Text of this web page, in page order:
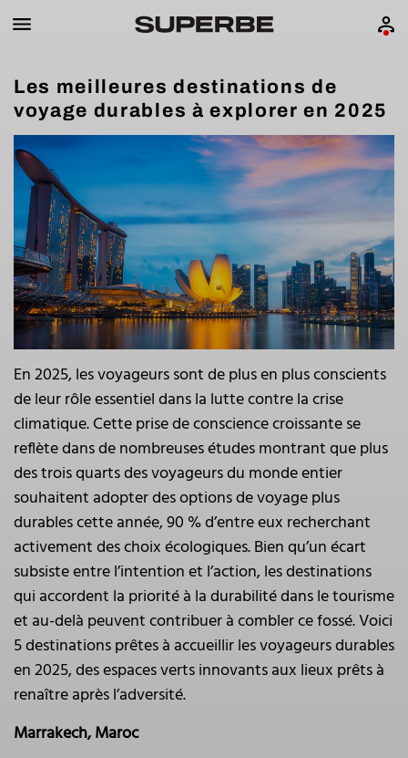
Les meilleures destinations de
voyage durables à explorer en 2025
En 2025, les voyageurs sont de plus en plus conscients
de leur rôle essentiel dans la lutte contre la crise
climatique. Cette prise de conscience croissante se
reflète dans de nombreuses études montrant que plus
des trois quarts des voyageurs du monde entier
souhaitent adopter des options de voyage plus
durables cette année, 90 % d’entre eux recherchant
activement des choix écologiques. Bien qu’un écart
subsiste entre l’intention et l’action, les destinations
qui accordent la priorité à la durabilité dans le tourisme
et au-delà peuvent contribuer à combler ce fossé. Voici
5 destinations prêtes à accueillir les voyageurs durables
en 2025, des espaces verts innovants aux lieux prêts à
renaître après l’adversité.
Marrakech, Maroc